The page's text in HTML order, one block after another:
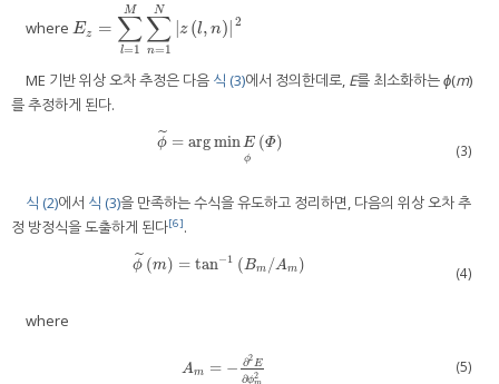
where Ez = ∑
l=1
M ∑
n=1
N
|z (l,n) 2
Ez= ∑l= 1M ∑ n= N zl,n2
ME 기반 위상 오차 추정은 다음 식 (3)에서 정의한데로, E를 최소화하는ϕ(m)
를 추정하게 된다.
ϕ
˜ = argminE (Φ)
ϕ
ϕ˜ =argminEΦ ϕ (3)
식 (2)에서 식 (3)을 만족하는 수식을 유도하고 정리하면, 다음의 위상 오차 추
정 방정식을 도출하게 된다[6].
ϕ
˜(m) = tan−1 (Bm /Am )
ϕ˜ m=tan−1Bm/Am (4)
where
Am = − ∂2 E
∂ϕ2
(5)